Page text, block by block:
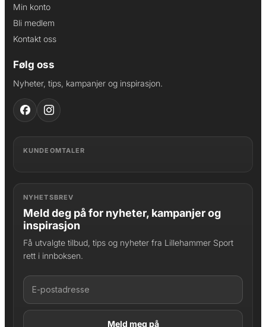
Min konto
Bli medlem
Kontakt oss
Følg oss
Nyheter, tips, kampanjer og inspirasjon.
KUNDEOMTALER
NYHETSBREV
Meld deg på for nyheter, kampanjer og
inspirasjon
Få utvalgte tilbud, tips og nyheter fra Lillehammer Sport
rett i innboksen.
LAGT I HANDLEKURV
Produktet er lagt til